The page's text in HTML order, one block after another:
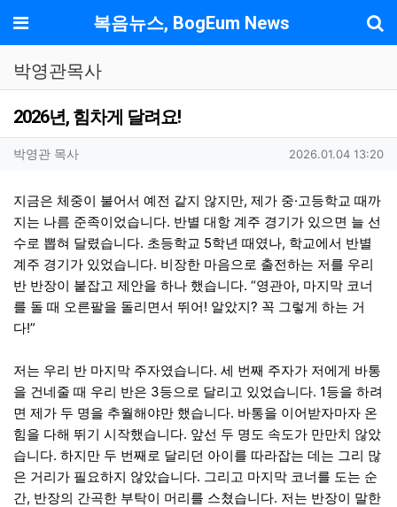
메뉴 복음뉴스, BogEum News
박영관목사
2026년, 힘차게 달려요!
작성자 정보
박영관 목사작성 작성일
2026.01.04 13:20
컨텐츠 정보
본문
지금은 체중이 불어서 예전 같지 않지만, 제가 중·고등학교 때까
지는 나름 준족이었습니다. 반별 대항 계주 경기가 있으면 늘 선
수로 뽑혀 달렸습니다. 초등학교 5학년 때였나, 학교에서 반별
계주 경기가 있었습니다. 비장한 마음으로 출전하는 저를 우리
반 반장이 붙잡고 제안을 하나 했습니다. “영관아, 마지막 코너
를 돌 때 오른팔을 돌리면서 뛰어! 알았지? 꼭 그렇게 하는 거
다!”
저는 우리 반 마지막 주자였습니다. 세 번째 주자가 저에게 바통
을 건네줄 때 우리 반은 3등으로 달리고 있었습니다. 1등을 하려
면 제가 두 명을 추월해야만 했습니다. 바통을 이어받자마자 온
힘을 다해 뛰기 시작했습니다. 앞선 두 명도 속도가 만만치 않았
습니다. 하지만 두 번째로 달리던 아이를 따라잡는 데는 그리 많
은 거리가 필요하지 않았습니다. 그리고 마지막 코너를 도는 순
간, 반장의 간곡한 부탁이 머리를 스쳤습니다. 저는 반장이 말한